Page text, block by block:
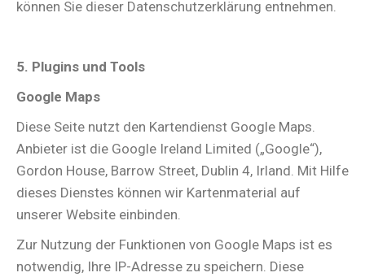
können Sie dieser Datenschutzerklärung entnehmen.
5. Plugins und Tools
Google Maps
Diese Seite nutzt den Kartendienst Google Maps.
Anbieter ist die Google Ireland Limited („Google“),
Gordon House, Barrow Street, Dublin 4, Irland. Mit Hilfe
dieses Dienstes können wir Kartenmaterial auf
unserer Website einbinden.
Zur Nutzung der Funktionen von Google Maps ist es
notwendig, Ihre IP-Adresse zu speichern. Diese